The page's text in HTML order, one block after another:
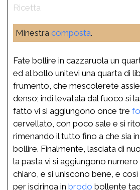
Minestra composta.
Fate bollire in cazzaruola un
ed al bollo unitevi una quarta di
frumento, che mescolerete
denso; indi levatala dal fuoco si
fatto vi si aggiungono once tre
cervellato, con poco sale e si
rimenando il tutto fino a che sia
bollire. Finalmente, lasciata di
la pasta vi si aggiungono
chiaro, e si uniscono bene, e
per isciringa in brodo bollente